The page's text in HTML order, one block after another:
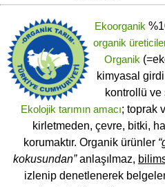
Ekoorganik
organik
Organik
kimyasal
kontrollü ve
Ekolojik tarımın amacı; toprak
kirletmeden, çevre, bitki,
korumaktır. Organik ürünler
kokusundan”anlaşılmaz,
izlenip denetlenerek